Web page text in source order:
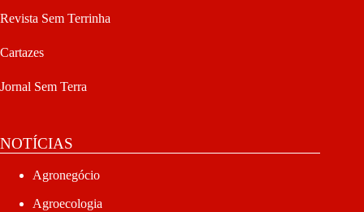
Revista Sem Terrinha
Cartazes
Jornal Sem Terra
NOTÍCIAS
Agronegócio
Agroecologia